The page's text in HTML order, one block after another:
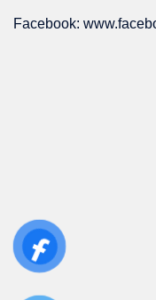
Facebook: